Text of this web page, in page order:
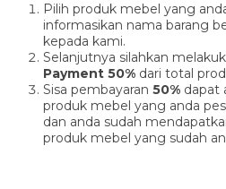
Pilih produk mebel yang
informasikan nama barang
kepada kami.
Selanjutnya silahkan
Payment 50% dari total
Sisa pembayaran 50% dapat
produk mebel yang anda
dan anda sudah
produk mebel yang sudah